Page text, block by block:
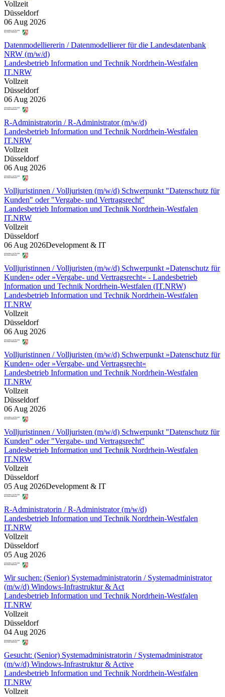
Vollzeit
Düsseldorf
06 Aug 2026
Datenmodelliererin / Datenmodellierer für die Landesdatenbank
NRW (m/w/d)
Landesbetrieb Information und Technik Nordrhein-Westfalen
IT.NRW
Vollzeit
Düsseldorf
06 Aug 2026
R-Administratorin / R-Administrator (m/w/d)
Landesbetrieb Information und Technik Nordrhein-Westfalen
IT.NRW
Vollzeit
Düsseldorf
06 Aug 2026
Volljuristinnen / Volljuristen (m/w/d) Schwerpunkt "Datenschutz für
Kunden" oder "Vergabe- und Vertragsrecht"
Landesbetrieb Information und Technik Nordrhein-Westfalen
IT.NRW
Vollzeit
Düsseldorf
06 Aug 2026Development & IT
Volljuristinnen / Volljuristen (m/w/d) Schwerpunkt »Datenschutz für
Kunden« oder »Vergabe- und Vertragsrecht« - Landesbetrieb
Information und Technik Nordrhein-Westfalen (IT.NRW)
Landesbetrieb Information und Technik Nordrhein-Westfalen
IT.NRW
Vollzeit
Düsseldorf
06 Aug 2026
Volljuristinnen / Volljuristen (m/w/d) Schwerpunkt »Datenschutz für
Kunden« oder »Vergabe- und Vertragsrecht«
Landesbetrieb Information und Technik Nordrhein-Westfalen
IT.NRW
Vollzeit
Düsseldorf
06 Aug 2026
Volljuristinnen / Volljuristen (m/w/d) Schwerpunkt "Datenschutz für
Kunden" oder "Vergabe- und Vertragsrecht"
Landesbetrieb Information und Technik Nordrhein-Westfalen
IT.NRW
Vollzeit
Düsseldorf
05 Aug 2026Development & IT
R-Administratorin / R-Administrator (m/w/d)
Landesbetrieb Information und Technik Nordrhein-Westfalen
IT.NRW
Vollzeit
Düsseldorf
05 Aug 2026
Wir suchen: (Senior) Systemadministratorin / Systemadministrator
(m/w/d) Windows-Infrastruktur & Act
Landesbetrieb Information und Technik Nordrhein-Westfalen
IT.NRW
Vollzeit
Düsseldorf
04 Aug 2026
Gesucht: (Senior) Systemadministratorin / Systemadministrator
(m/w/d) Windows-Infrastruktur & Active
Landesbetrieb Information und Technik Nordrhein-Westfalen
IT.NRW
Vollzeit